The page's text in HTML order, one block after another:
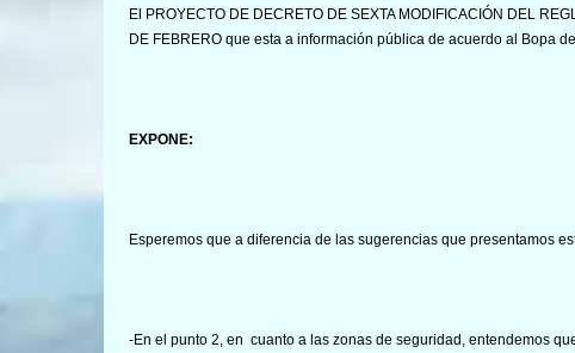
El PROYECTO DE DECRETO DE SEXTA MODIFICACIÓN DEL
DE FEBRERO que esta a información pública de acuerdo al Bopa
EXPONE:
Esperemos que a diferencia de las sugerencias que presentamos
-En el punto 2, en cuanto a las zonas de seguridad, entendemos